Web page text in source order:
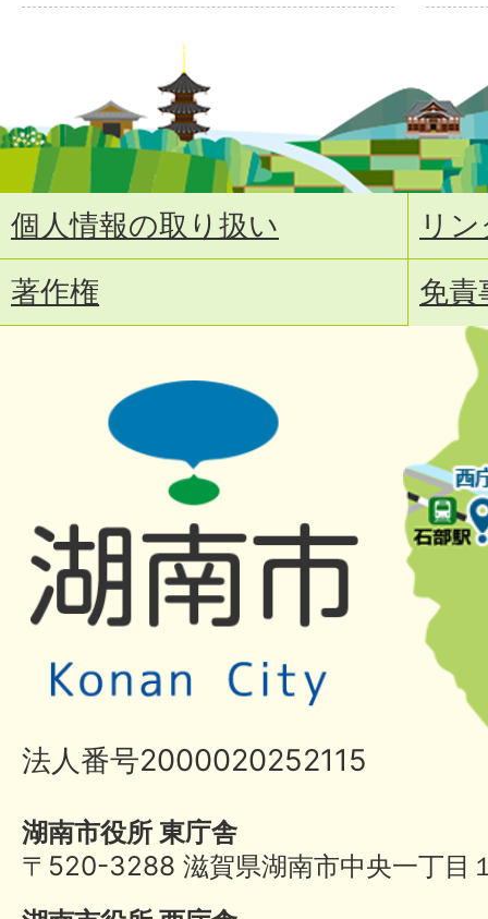
個人情報の取り扱い
リ
著作権
免責
法人番号2000020252115
湖南市役所 東庁舎
〒520-3288 滋賀県湖南市中央一丁目